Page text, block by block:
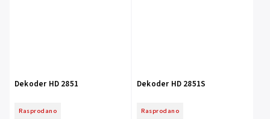
Dekoder HD 2851
Rasprodano
Dekoder HD 2851S
Rasprodano